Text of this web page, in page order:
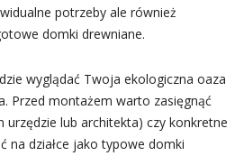
potrzeby ale również
domki drewniane.
wyglądać Twoja ekologiczna oaza
Przed montażem warto zasięgnąć
urzędzie lub architekta) czy konkretne
na działce jako typowe domki